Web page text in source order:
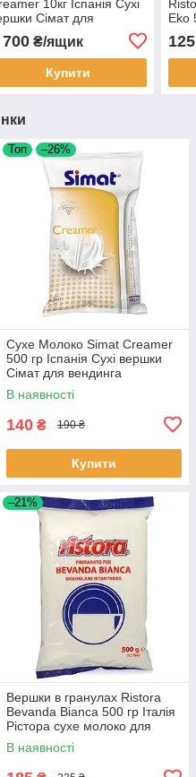
10кг Іспанія Сухі
Сімат для
₴/ящик
Купити
Eko
125
Топ –26%
Сухе Молоко Simat Creamer
500 гр Іспанія Сухі вершки
Сімат для вендинга
В наявності
140 ₴ 190 ₴
Купити
–21%
Вершки в гранулах Ristora
Bevanda Bianca 500 гр Італія
Рістора сухе молоко для
вендінгу для автоматів
В наявності